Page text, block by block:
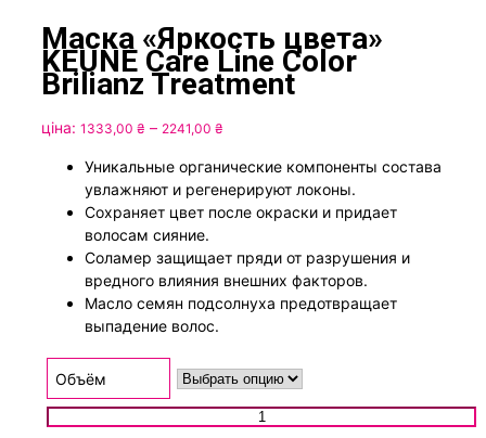
Маска «Яркость цвета»
KEUNE Care Line Color
Brilianz Treatment
ціна: 1333,00 ₴ – 2241,00 ₴
1333,00 ₴
–
2241,00 ₴
Уникальные органические компоненты состава
увлажняют и регенерируют локоны.
Сохраняет цвет после окраски и придает
волосам сияние.
Соламер защищает пряди от разрушения и
вредного влияния внешних факторов.
Масло семян подсолнуха предотвращает
выпадение волос.
Объём
Количество товара Маска "Яркость цвета" KEUNE Care